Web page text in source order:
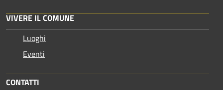
VIVERE IL COMUNE
Luoghi
Eventi
CONTATTI